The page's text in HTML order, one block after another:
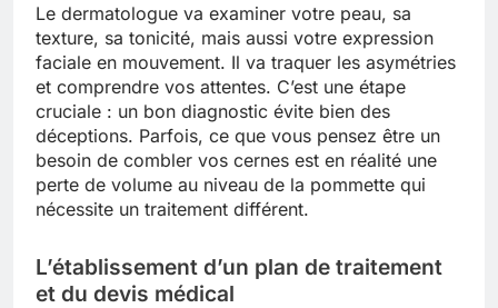
Le dermatologue va examiner votre peau, sa
texture, sa tonicité, mais aussi votre expression
faciale en mouvement. Il va traquer les asymétries
et comprendre vos attentes. C’est une étape
cruciale : un bon diagnostic évite bien des
déceptions. Parfois, ce que vous pensez être un
besoin de combler vos cernes est en réalité une
perte de volume au niveau de la pommette qui
nécessite un traitement différent.
L’établissement d’un plan de traitement
et du devis médical